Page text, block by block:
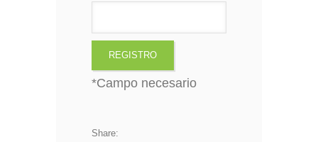
*Campo necesario
Share: